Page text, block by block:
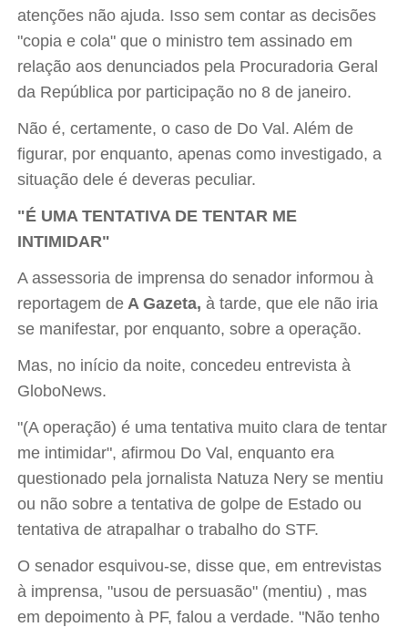
atenções não ajuda. Isso sem contar as decisões
"copia e cola" que o ministro tem assinado em
relação aos denunciados pela Procuradoria Geral
da República por participação no 8 de janeiro.
Não é, certamente, o caso de Do Val. Além de
figurar, por enquanto, apenas como investigado, a
situação dele é deveras peculiar.
"É UMA TENTATIVA DE TENTAR ME
INTIMIDAR"
A assessoria de imprensa do senador informou à
reportagem de A Gazeta,à tarde, que ele não iria
se manifestar, por enquanto, sobre a operação.
Mas, no início da noite, concedeu entrevista à
GloboNews.
"(A operação) é uma tentativa muito clara de tentar
me intimidar", afirmou Do Val, enquanto era
questionado pela jornalista Natuza Nery se mentiu
ou não sobre a tentativa de golpe de Estado ou
tentativa de atrapalhar o trabalho do STF.
O senador esquivou-se, disse que, em entrevistas
à imprensa, "usou de persuasão" (mentiu) , mas
em depoimento à PF, falou a verdade. "Não tenho